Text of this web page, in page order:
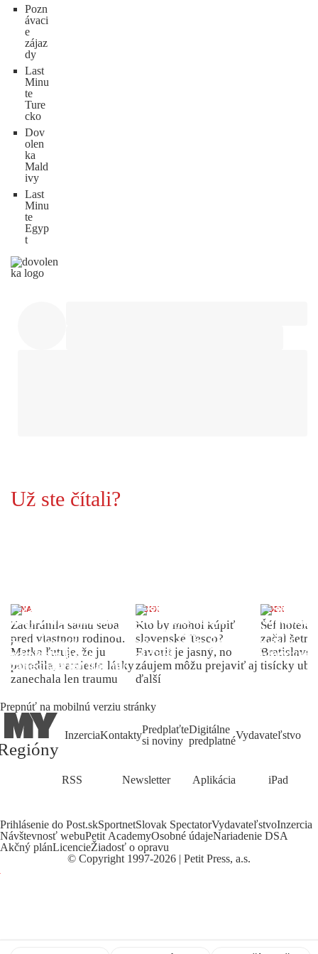
Pozn
ávaci
e
zájaz
dy
Last
Minu
te
Ture
cko
Dov
olen
ka
Mald
ivy
Last
Minu
te
Egyp
t
Už ste čítali?
ŽENA
Zachránila samu seba
pred vlastnou rodinou.
Matka ľutuje, že ju
porodila, namiesto lásky
zanechala len traumu
INDEX
Kto by mohol kúpiť
slovenské Tesco?
Favorit je jasný, no
záujem môžu prejaviť aj
ďalší
INDEX
Šéf
začal
Bratislave
tisícky
Prepnúť na mobilnú verziu stránky
InzerciaKontaktyPredplaťte
si noviny
Digitálne
predplatnéVydavateľstvo
RSS Newsletter Aplikácia iPad
Prihlásenie do Post.skSportnetSlovak SpectatorVydavateľstvoInzercia
Návštevnosť webuPetit AcademyOsobné údajeNariadenie DSA
Akčný plánLicencieŽiadosť o opravu
© Copyright 1997-2026 | Petit Press, a.s.